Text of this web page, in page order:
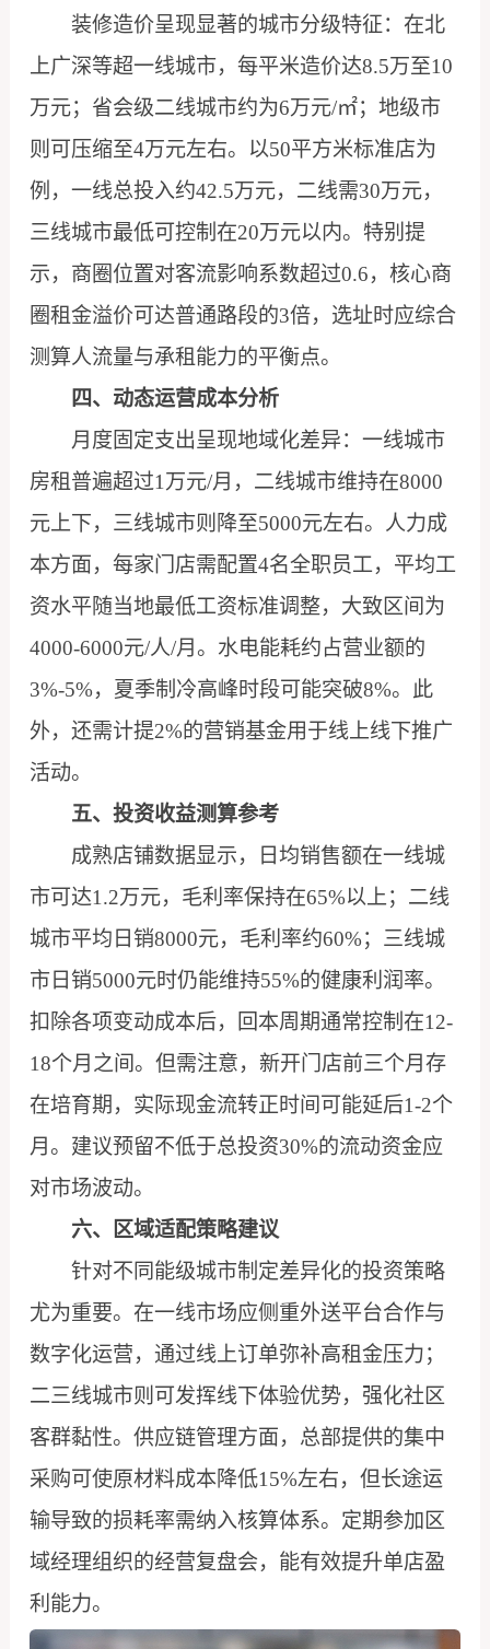
装修造价呈现显著的城市分级特征：在北
上广深等超一线城市，每平米造价达8.5万至10
万元；省会级二线城市约为6万元/㎡；地级市
则可压缩至4万元左右。以50平方米标准店为
例，一线总投入约42.5万元，二线需30万元，
三线城市最低可控制在20万元以内。特别提
示，商圈位置对客流影响系数超过0.6，核心商
圈租金溢价可达普通路段的3倍，选址时应综合
测算人流量与承租能力的平衡点。
四、动态运营成本分析
月度固定支出呈现地域化差异：一线城市
房租普遍超过1万元/月，二线城市维持在8000
元上下，三线城市则降至5000元左右。人力成
本方面，每家门店需配置4名全职员工，平均工
资水平随当地最低工资标准调整，大致区间为
4000-6000元/人/月。水电能耗约占营业额的
3%-5%，夏季制冷高峰时段可能突破8%。此
外，还需计提2%的营销基金用于线上线下推广
活动。
五、投资收益测算参考
成熟店铺数据显示，日均销售额在一线城
市可达1.2万元，毛利率保持在65%以上；二线
城市平均日销8000元，毛利率约60%；三线城
市日销5000元时仍能维持55%的健康利润率。
扣除各项变动成本后，回本周期通常控制在12-
18个月之间。但需注意，新开门店前三个月存
在培育期，实际现金流转正时间可能延后1-2个
月。建议预留不低于总投资30%的流动资金应
对市场波动。
六、区域适配策略建议
针对不同能级城市制定差异化的投资策略
尤为重要。在一线市场应侧重外送平台合作与
数字化运营，通过线上订单弥补高租金压力；
二三线城市则可发挥线下体验优势，强化社区
客群黏性。供应链管理方面，总部提供的集中
采购可使原材料成本降低15%左右，但长途运
输导致的损耗率需纳入核算体系。定期参加区
域经理组织的经营复盘会，能有效提升单店盈
利能力。